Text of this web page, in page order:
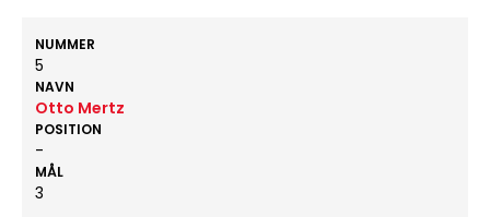
NUMMER
5
NAVN
Otto Mertz
POSITION
-
MÅL
3